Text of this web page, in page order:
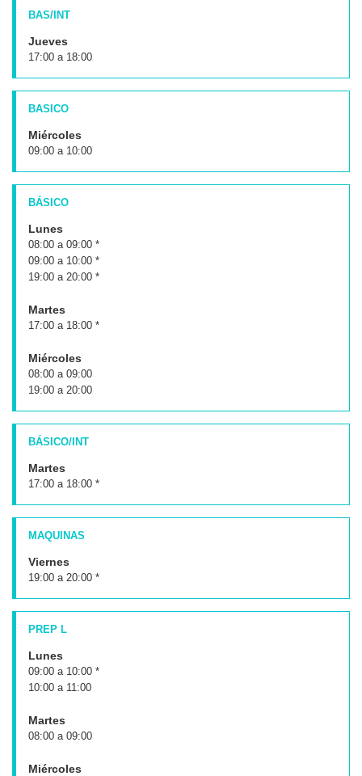
BAS/INT
Jueves
17:00 a 18:00
BASICO
Miércoles
09:00 a 10:00
BÁSICO
Lunes
08:00 a 09:00 *
09:00 a 10:00 *
19:00 a 20:00 *
Martes
17:00 a 18:00 *
Miércoles
08:00 a 09:00
19:00 a 20:00
BÁSICO/INT
Martes
17:00 a 18:00 *
MAQUINAS
Viernes
19:00 a 20:00 *
PREP L
Lunes
09:00 a 10:00 *
10:00 a 11:00
Martes
08:00 a 09:00
Miércoles